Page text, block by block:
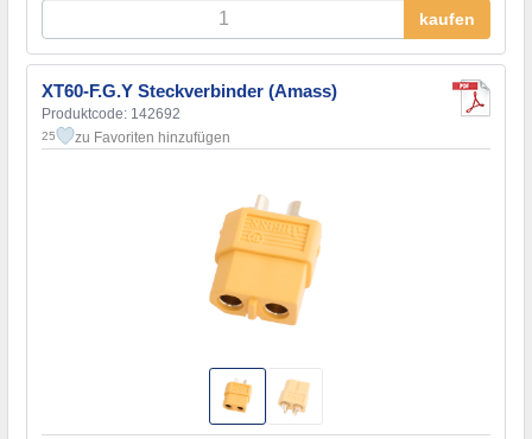
kaufen
XT60-F.G.Y Steckverbinder (Amass)
Produktcode: 142692
25 zu Favoriten hinzufügen